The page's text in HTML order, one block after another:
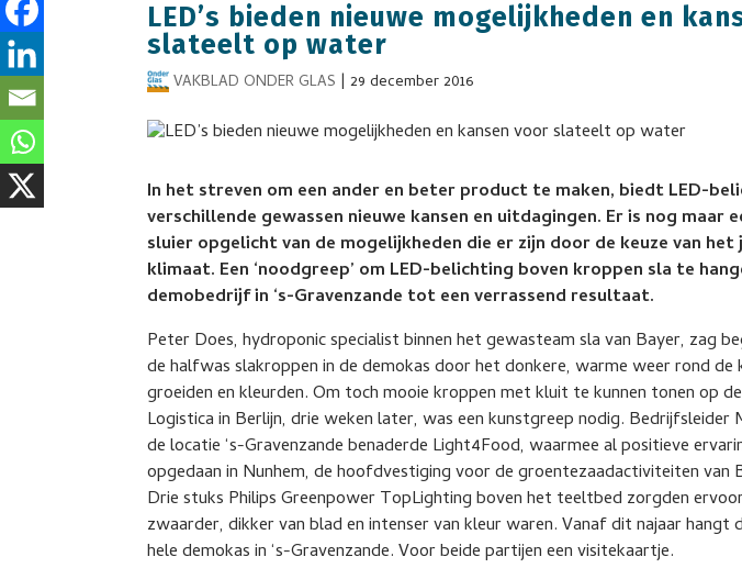
LED’s bieden nieuwe mogelijkheden en
slateelt op water
VAKBLAD ONDER GLAS |29 december 2016
In het streven om een ander en beter product te maken, biedt LED-
verschillende gewassen nieuwe kansen en uitdagingen. Er is nog maar
sluier opgelicht van de mogelijkheden die er zijn door de keuze van
klimaat. Een ‘noodgreep’ om LED-belichting boven kroppen sla te
demobedrijf in ‘s-Gravenzande tot een verrassend resultaat.
Peter Does, hydroponic specialist binnen het gewasteam sla van Bayer, zag
de halfwas slakroppen in de demokas door het donkere, warme weer rond de
groeiden en kleurden. Om toch mooie kroppen met kluit te kunnen tonen op
Logistica in Berlijn, drie weken later, was een kunstgreep nodig. Bedrijfsleider
de locatie ‘s-Gravenzande benaderde Light4Food, waarmee al positieve
opgedaan in Nunhem, de hoofdvestiging voor de groentezaadactiviteiten van
Drie stuks Philips Greenpower TopLighting boven het teeltbed zorgden
zwaarder, dikker van blad en intenser van kleur waren. Vanaf dit najaar hangt
hele demokas in ‘s-Gravenzande. Voor beide partijen een visitekaartje.